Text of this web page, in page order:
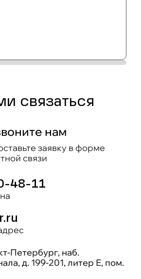
связаться
нам
заявку в форме
связи
48-11
Петербург, наб.
д. 199-201, литер Е, пом.